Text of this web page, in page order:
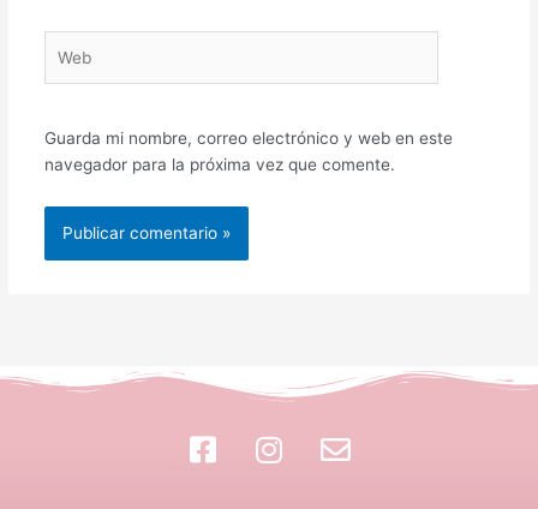
Guarda mi nombre, correo electrónico y web en este
navegador para la próxima vez que comente.
F
c
I
s
E
v